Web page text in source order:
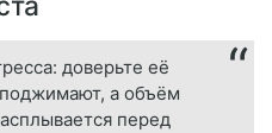
доверьте её
а объём
перед